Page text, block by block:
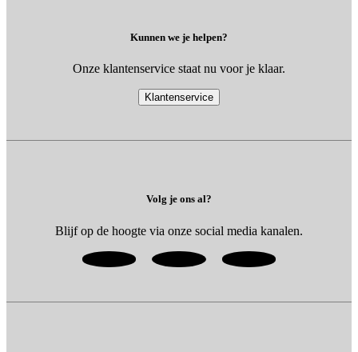
Kunnen we je helpen?
Onze klantenservice staat nu voor je klaar.
Klantenservice
Volg je ons al?
Blijf op de hoogte via onze social media kanalen.